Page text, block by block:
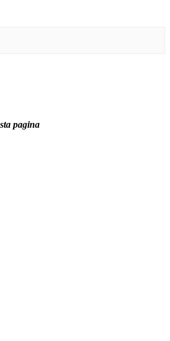
pagina